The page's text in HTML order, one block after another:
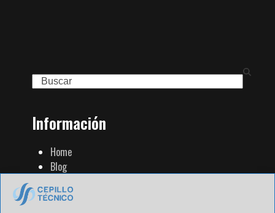
Search
Información
Home
Blog
Contacto